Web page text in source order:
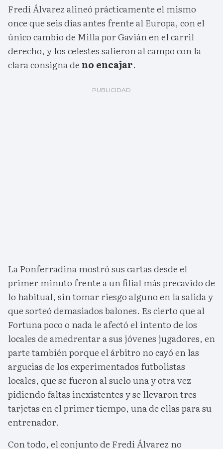
Fredi Álvarez alineó prácticamente el mismo
once que seis días antes frente al Europa, con el
único cambio de Milla por Gavián en el carril
derecho, y los celestes salieron al campo con la
clara consigna de no encajar.
La Ponferradina mostró sus cartas desde el
primer minuto frente a un filial más precavido de
lo habitual, sin tomar riesgo alguno en la salida y
que sorteó demasiados balones. Es cierto que al
Fortuna poco o nada le afectó el intento de los
locales de amedrentar a sus jóvenes jugadores, en
parte también porque el árbitro no cayó en las
argucias de los experimentados futbolistas
locales, que se fueron al suelo una y otra vez
pidiendo faltas inexistentes y se llevaron tres
tarjetas en el primer tiempo, una de ellas para su
entrenador.
Con todo, el conjunto de Fredi Álvarez no